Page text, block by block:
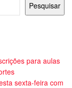
Pesquisar
para aulas
sexta-feira com